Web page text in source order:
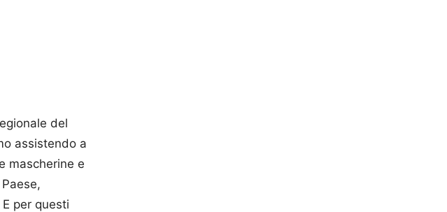
del
assistendo a
mascherine e
per questi